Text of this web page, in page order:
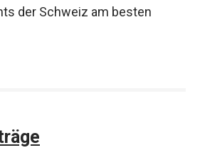
der Schweiz am besten